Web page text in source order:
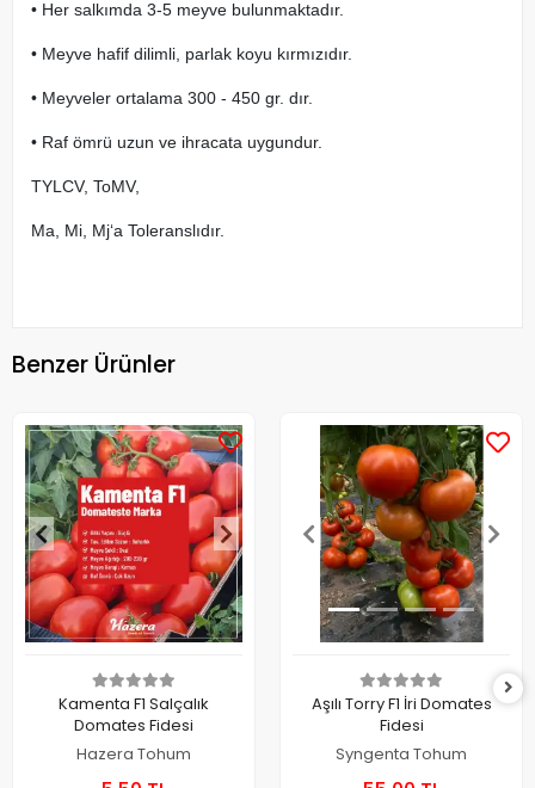
• Her salkımda 3-5 meyve bulunmaktadır.
• Meyve hafif dilimli, parlak koyu kırmızıdır.
• Meyveler ortalama 300 - 450 gr. dır.
• Raf ömrü uzun ve ihracata uygundur.
TYLCV, ToMV,
Ma, Mi, Mj‘a Toleranslıdır.
Benzer Ürünler
Kamenta F1 Salçalık
Domates Fidesi
Hazera Tohum
Aşılı Torry F1 İri Domates
Fidesi
Syngenta Tohum